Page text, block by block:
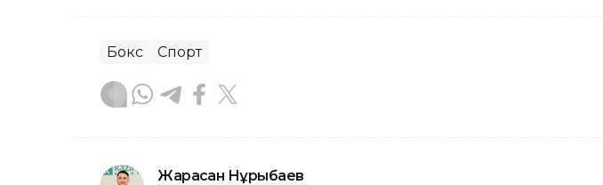
Бокс Спорт
Жарасқан Нұрыбаев